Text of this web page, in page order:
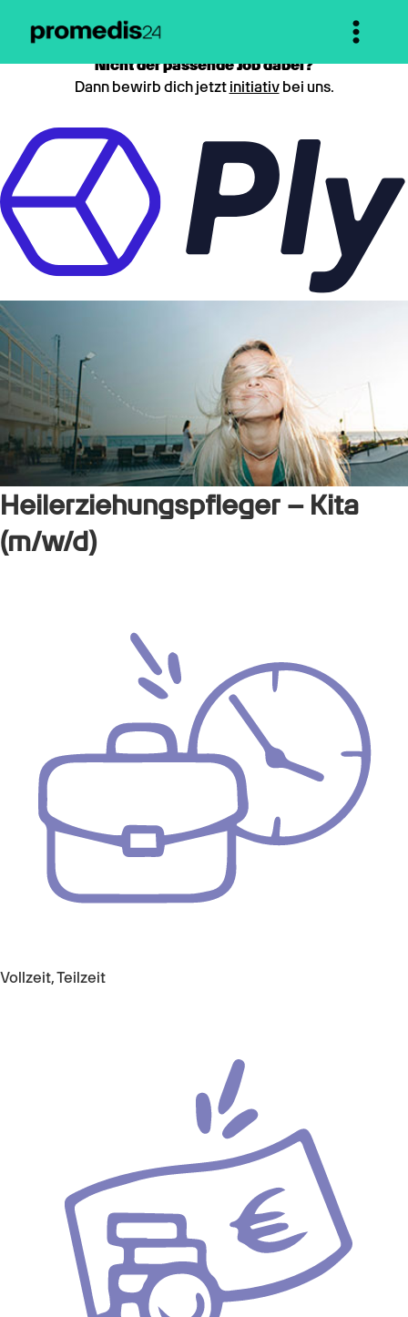
Nicht der passende Job dabei?
Dann bewirb dich jetzt initiativbei uns.
Heilerziehungspfleger – Kita
(m/w/d)
Vollzeit, Teilzeit